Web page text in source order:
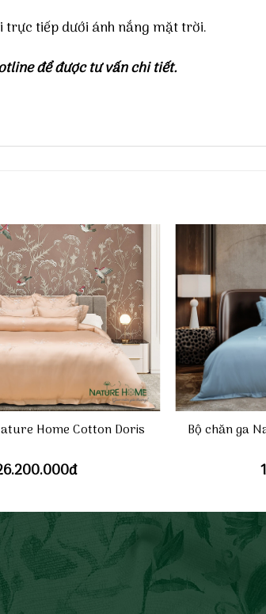
trực tiếp dưới ánh nắng mặt trời.
để được tư vấn chi tiết.
Home Cotton Doris
đ
Bộ chăn ga